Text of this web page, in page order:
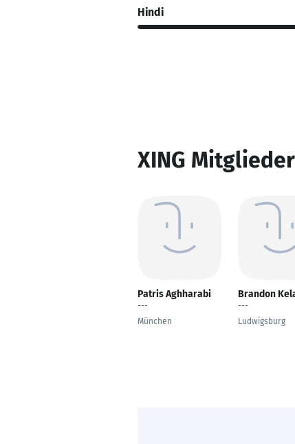
Hindi
XING
Patris Aghharabi
---
München
Brandon
---
Ludwigsburg